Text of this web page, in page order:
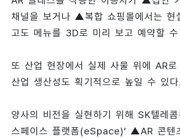
채널을 보거나 ▲복합 쇼핑몰에서는
고도 메뉴를 3D로 미리 보고 예약할 수
또 산업 현장에서 실제 사물 위에 AR
산업 생산성도 획기적으로 높일 수 있다.
양사의 비전을 실현하기 위해 SK텔레
스페이스 플랫폼(eSpace)’ ▲AR 콘텐